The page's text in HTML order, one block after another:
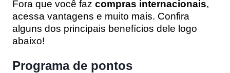
Fora que você faz compras internacionais,
acessa vantagens e muito mais. Confira
alguns dos principais benefícios dele logo
abaixo!
Programa de pontos